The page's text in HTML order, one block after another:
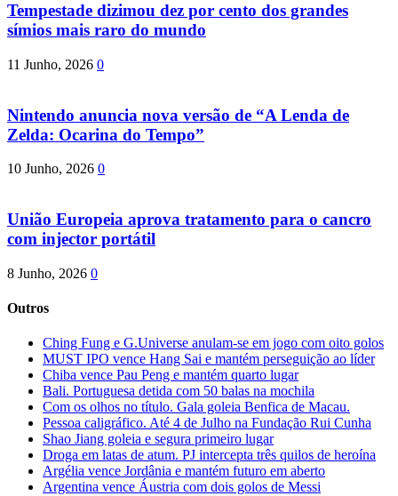
Tempestade dizimou dez por cento dos grandes
símios mais raro do mundo
11 Junho, 2026 0
Nintendo anuncia nova versão de “A Lenda de
Zelda: Ocarina do Tempo”
10 Junho, 2026 0
União Europeia aprova tratamento para o cancro
com injector portátil
8 Junho, 2026 0
Outros
Ching Fung e G.Universe anulam-se em jogo com oito golos
MUST IPO vence Hang Sai e mantém perseguição ao líder
Chiba vence Pau Peng e mantém quarto lugar
Bali. Portuguesa detida com 50 balas na mochila
Com os olhos no título. Gala goleia Benfica de Macau.
Pessoa caligráfico. Até 4 de Julho na Fundação Rui Cunha
Shao Jiang goleia e segura primeiro lugar
Droga em latas de atum. PJ intercepta três quilos de heroína
Argélia vence Jordânia e mantém futuro em aberto
Argentina vence Áustria com dois golos de Messi